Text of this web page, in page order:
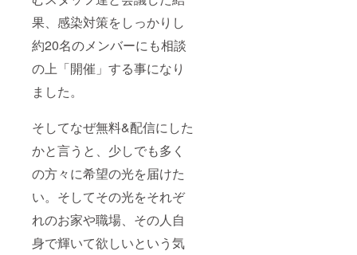
果、感染対策をしっかりし
約20名のメンバーにも相談
の上「開催」する事になり
ました。
そしてなぜ無料&配信にした
かと言うと、少しでも多く
の方々に希望の光を届けた
い。そしてその光をそれぞ
れのお家や職場、その人自
身で輝いて欲しいという気